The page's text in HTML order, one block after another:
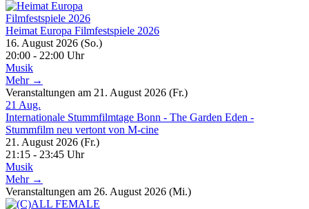
Heimat Europa Filmfestspiele 2026
16. August 2026 (So.)
20:00 - 22:00 Uhr
Musik
Mehr →
Veranstaltungen am 21. August 2026 (Fr.)
21 Aug.
Internationale Stummfilmtage Bonn - The Garden Eden -
Stummfilm neu vertont von M-cine
21. August 2026 (Fr.)
21:15 - 23:45 Uhr
Musik
Mehr →
Veranstaltungen am 26. August 2026 (Mi.)